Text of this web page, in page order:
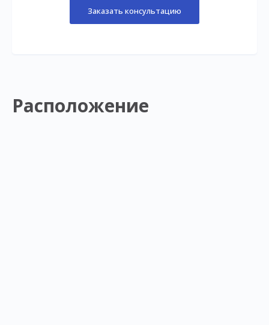
Заказать консультацию
Расположение